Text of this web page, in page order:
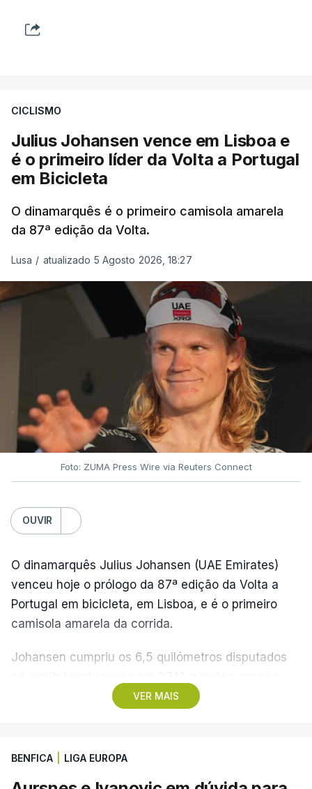
CICLISMO
Julius Johansen vence em Lisboa e
é o primeiro líder da Volta a Portugal
em Bicicleta
O dinamarquês é o primeiro camisola amarela
da 87ª edição da Volta.
Lusa / atualizado 5 Agosto 2026, 18:27
Foto: ZUMA Press Wire via Reuters Connect
OUVIR
VER MAIS
O dinamarquês Julius Johansen (UAE Emirates)
venceu hoje o prólogo da 87ª edição da Volta a
Portugal em bicicleta, em Lisboa, e é o primeiro
camisola amarela da corrida.
Johansen cumpriu os 6,5 quilómetros disputados
quatro segundos do que o companheiro de equipa
pista.
BENFICA LIGA EUROPA